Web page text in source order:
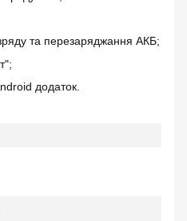
та перезаряджання АКБ;
додаток.